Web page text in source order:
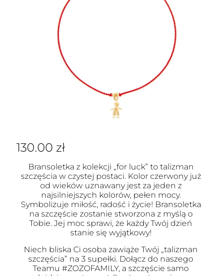
130.00 zł
Bransoletka z kolekcji „for luck” to talizman
szczęścia w czystej postaci. Kolor czerwony już
od wieków uznawany jest za jeden z
najsilniejszych kolorów, pełen mocy.
Symbolizuje miłość, radość i życie! Bransoletka
na szczęście zostanie stworzona z myślą o
Tobie. Jej moc sprawi, że każdy Twój dzień
stanie się wyjątkowy!
Niech bliska Ci osoba zawiąże Twój „talizman
szczęścia” na 3 supełki. Dołącz do naszego
Teamu #ZOZOFAMILY, a szczęście samo